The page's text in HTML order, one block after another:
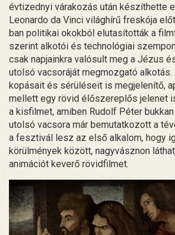
évtizednyi várakozás után készíthette
Leonardo da Vinci világhírű freskója
ban politikai okokból elutasították a
szerint alkotói és technológiai
csak napjainkra valósult meg a Jézus
utolsó vacsoráját megmozgató
kopásait és sérüléseit is megjelenítő,
mellett egy rövid élőszereplős jelenet
a kisfilmet, amiben Rudolf Péter
utolsó vacsora már bemutatkozott a
a fesztivál lesz az első alkalom, hogy
körülmények között, nagyvásznon
animációt keverő rövidfilmet.